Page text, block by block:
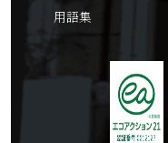
用語集